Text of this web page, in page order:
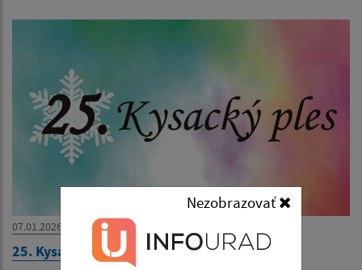
Nezobrazovať
07.01.2026
25. Kysacký ples